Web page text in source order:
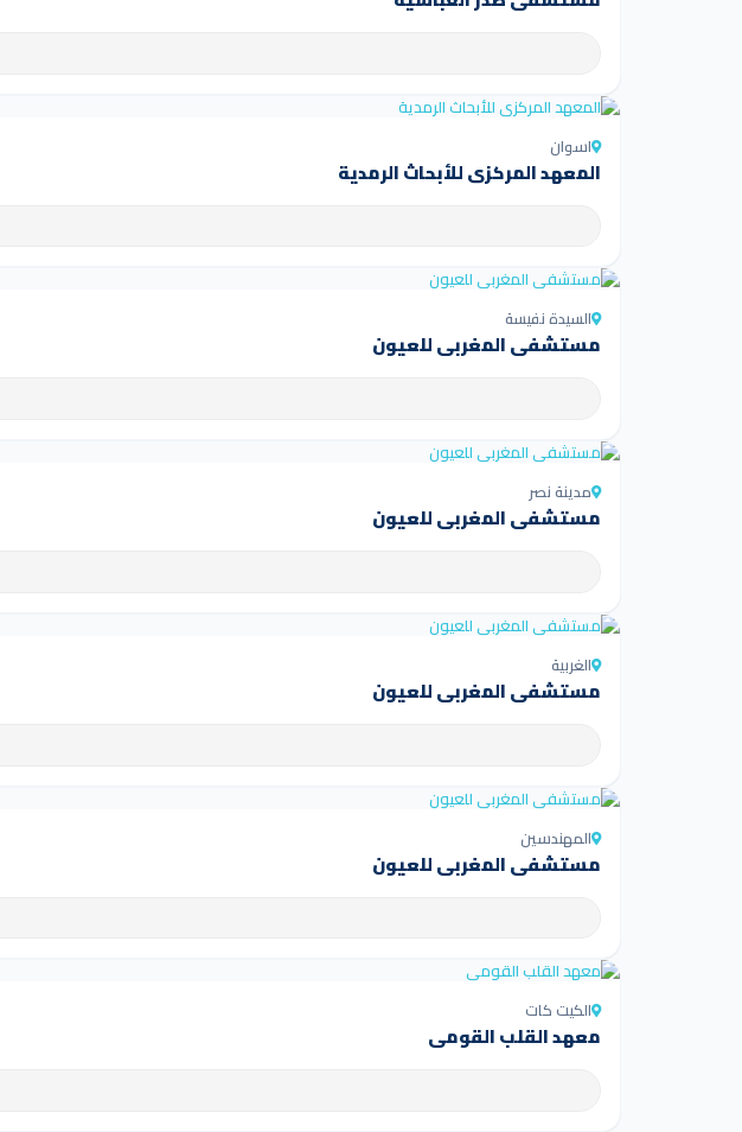
اسوان
المعهد المركزي للأبحاث الرمدية
السيدة نفيسة
مستشفى المغربي للعيون
مدينة نصر
مستشفى المغربي للعيون
الغربية
مستشفى المغربي للعيون
المهندسين
مستشفى المغربي للعيون
الكيت كات
معهد القلب القومي